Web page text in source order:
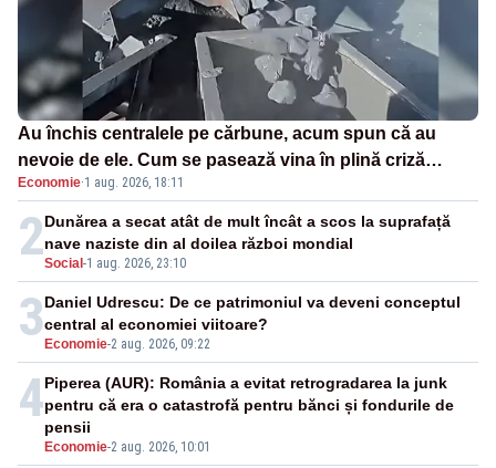
Au închis centralele pe cărbune, acum spun că au
nevoie de ele. Cum se pasează vina în plină criză
energetică
Economie·1 aug. 2026, 18:11
2Social -1 aug. 2026, 23:10
Dunărea a secat atât de mult încât a scos la suprafață
nave naziste din al doilea război mondial
3 Economie-2 aug. 2026, 09:22
Daniel Udrescu: De ce patrimoniul va deveni conceptul
central al economiei viitoare?
4
Economie-2 aug. 2026, 10:01
Piperea (AUR): România a evitat retrogradarea la junk
pentru că era o catastrofă pentru bănci și fondurile de
pensii